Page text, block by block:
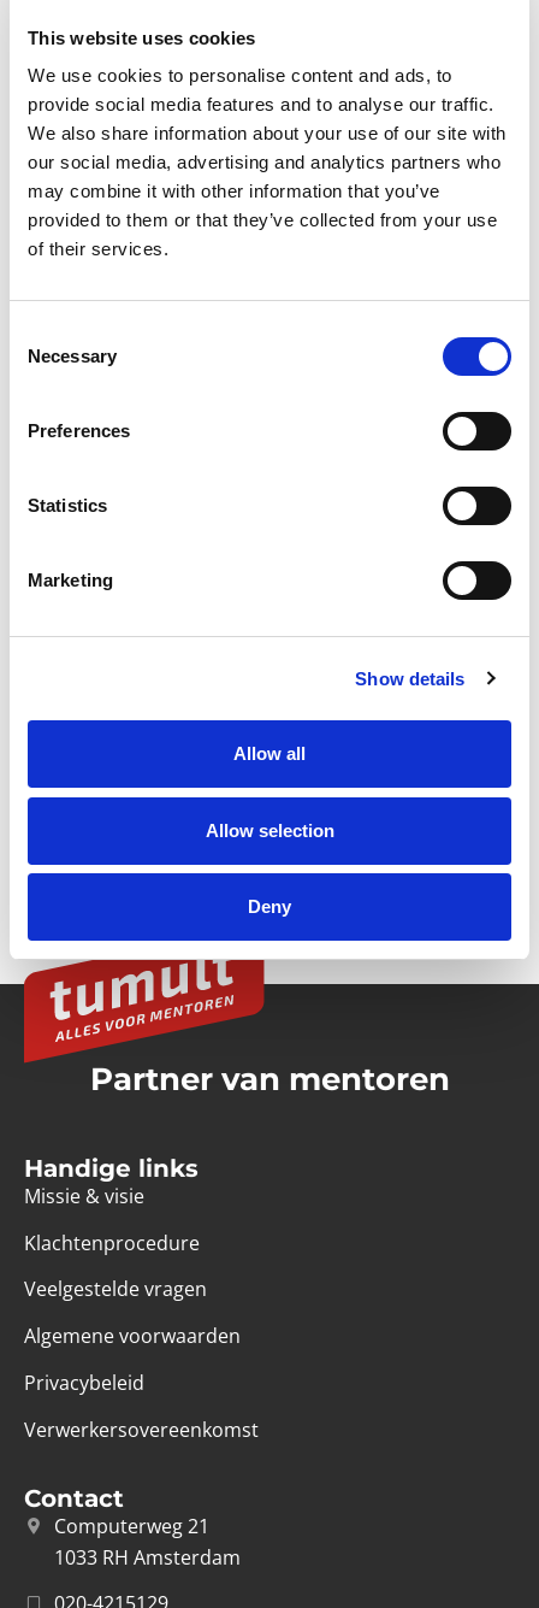
This website uses cookies
We use cookies to personalise content and ads, to
provide social media features and to analyse our traffic.
We also share information about your use of our site with
our social media, advertising and analytics partners who
may combine it with other information that you’ve
provided to them or that they’ve collected from your use
of their services.
Selection
Necessary
Preferences
Statistics
Marketing
Show details
Allow all
Allow selection
Deny
Blog
privacy en zelfredzaamheid?
Partner van mentoren
Handige links
Missie & visie
Klachtenprocedure
Veelgestelde vragen
Algemene voorwaarden
Privacybeleid
Verwerkersovereenkomst
Contact
Computerweg 21
1033 RH Amsterdam